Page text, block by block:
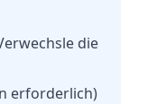
die
erforderlich)